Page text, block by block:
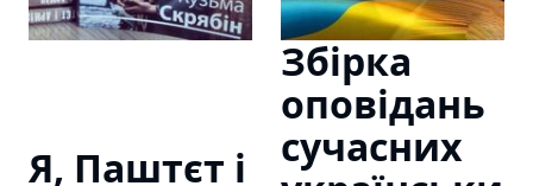
Я, Паштєт і
Збірка
оповідань
сучасних